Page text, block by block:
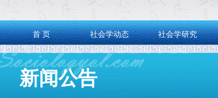
首 页 社会学动态 社会学研究
新闻公告